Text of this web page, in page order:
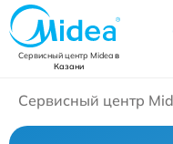
Сервисный центр Mideaв
Казани
Сервисный центр